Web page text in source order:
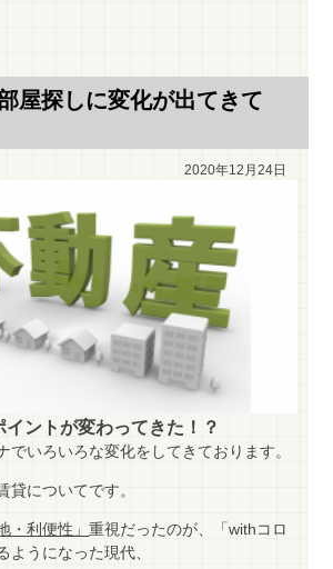
屋探しに変化が出てきて
2020年12月24日
ントが変わってきた！？
でいろいろな変化をしてきております。
貸についてです。
・利便性」重視だったのが、「withコロ
ようになった現代、